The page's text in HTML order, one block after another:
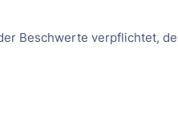
Beschwerte verpflichtet,